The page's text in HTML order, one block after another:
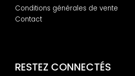
Conditions générales de vente
Contact